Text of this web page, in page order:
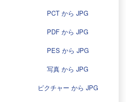
PCT から JPG
PDF から JPG
PES から JPG
写真 から JPG
ピクチャー から JPG